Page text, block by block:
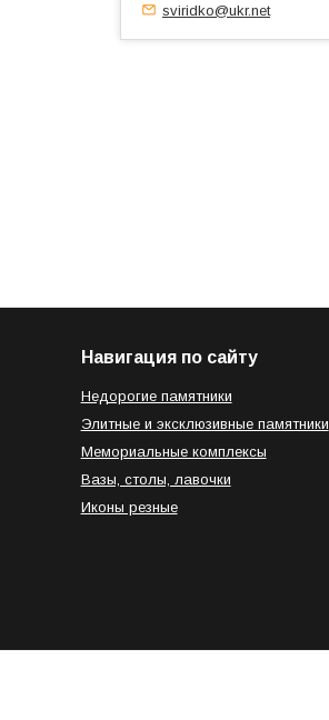
sviridko@ukr.net
Навигация по сайту
Недорогие памятники
Элитные и эксклюзивные памятники
Мемориальные комплексы
Вазы, столы, лавочки
Иконы резные